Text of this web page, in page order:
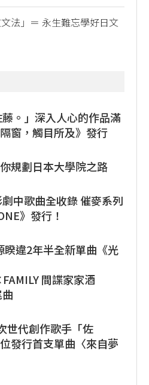
法」＝ 永生難忘學好日文
。」深入人心的作品滿
窗，觸目所及》發行
規劃日本大學院之路
中歌曲全收錄 催麥系列
》發行！
睽違2年半全新單曲《光
間諜家家酒
世代創作歌手「佐
發行首支單曲〈來自夢